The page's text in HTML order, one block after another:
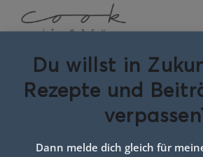
gefüllte
Du willst in
Rezepte und
Dann melde dich gleich für